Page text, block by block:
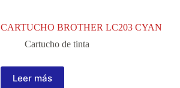
CARTUCHO BROTHER LC203 CYAN
Cartucho de tinta
Leer más